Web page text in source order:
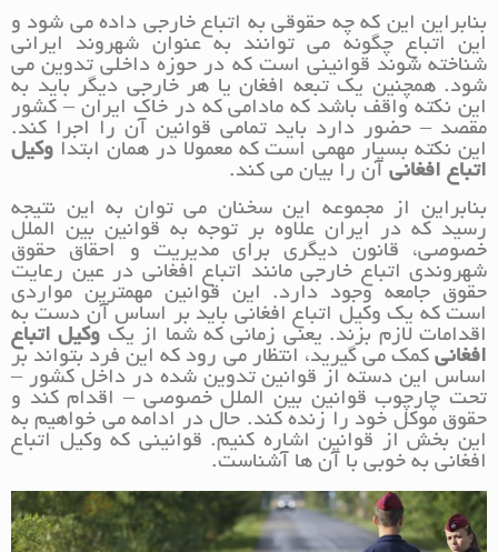
بنابراین این که چه حقوقی به اتباع خارجی داده می شود و
این اتباع چگونه می توانند به عنوان شهروند ایرانی
شناخته شوند قوانینی است که در حوزه داخلی تدوین می
شود. همچنین یک تبعه افغان یا هر خارجی دیگر باید به
این نکته واقف باشد که مادامی که در خاک ایران – کشور
مقصد – حضور دارد باید تمامی قوانین آن را اجرا کند.
این نکته بسیار مهمی است که معمولا در همان ابتدا وکیل
اتباع افغانی آن را بیان می کند.
بنابراین از مجموعه این سخنان می توان به این نتیجه
رسید که در ایران علاوه بر توجه به قوانین بین الملل
خصوصی، قانون دیگری برای مدیریت و احقاق حقوق
شهروندی اتباع خارجی مانند اتباع افغانی در عین رعایت
حقوق جامعه وجود دارد. این قوانین مهمترین مواردی
است که یک وکیل اتباع افغانی باید بر اساس آن دست به
اقدامات لازم بزند. یعنی زمانی که شما از یک وکیل اتباع
افغانی کمک می گیرید، انتظار می رود که این فرد بتواند بر
اساس این دسته از قوانین تدوین شده در داخل کشور –
تحت چارچوب قوانین بین الملل خصوصی – اقدام کند و
حقوق موکل خود را زنده کند. حال در ادامه می خواهیم به
این بخش از قوانین اشاره کنیم. قوانینی که وکیل اتباع
افغانی به خوبی با آن ها آشناست.